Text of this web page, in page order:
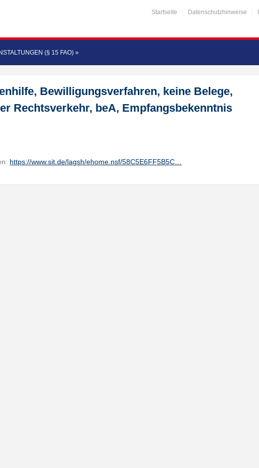
Startseite Datenschutzhinweise
(§ 15 FAO) »
Bewilligungsverfahren, keine Belege,
Rechtsverkehr, beA, Empfangsbekenntnis
https://www.sit.de/lagsh/ehome.nsf/58C5E6FF5B5C…